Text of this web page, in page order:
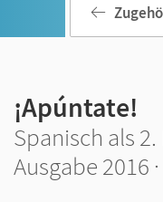
¡Apúntate!
Spanisch als
Ausgabe 2016